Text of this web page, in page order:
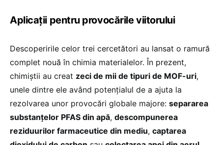
Aplicații pentru provocările viitorului
Descoperirile celor trei cercetători au lansat o ramură
complet nouă în chimia materialelor. În prezent,
chimiștii au creat zeci de mii de tipuri de MOF-uri,
unele dintre ele având potențialul de a ajuta la
rezolvarea unor provocări globale majore: separarea
substanțelor PFAS din apă, descompunerea
reziduurilor farmaceutice din mediu, captarea